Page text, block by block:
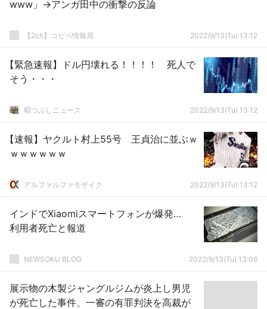
www」→アンガ田中の衝撃の反論
【2ch】コピペ情報局 2022/9/13(Tu) 13:12
【緊急速報】ドル円壊れる！！！！ 死人で
そう・・・
暇つぶしニュース 2022/9/13(Tu) 13:12
【速報】ヤクルト村上55号 王貞治に並ぶｗ
ｗｗｗｗｗｗ
アルファルファモザイク 2022/9/13(Tu) 13:12
インドでXiaomiスマートフォンが爆発…
利用者死亡と報道
NEWSOKU BLOG 2022/9/13(Tu) 13:06
展示物の木製ジャングルジムが炎上し男児
が死亡した事件、一審の有罪判決を高裁が